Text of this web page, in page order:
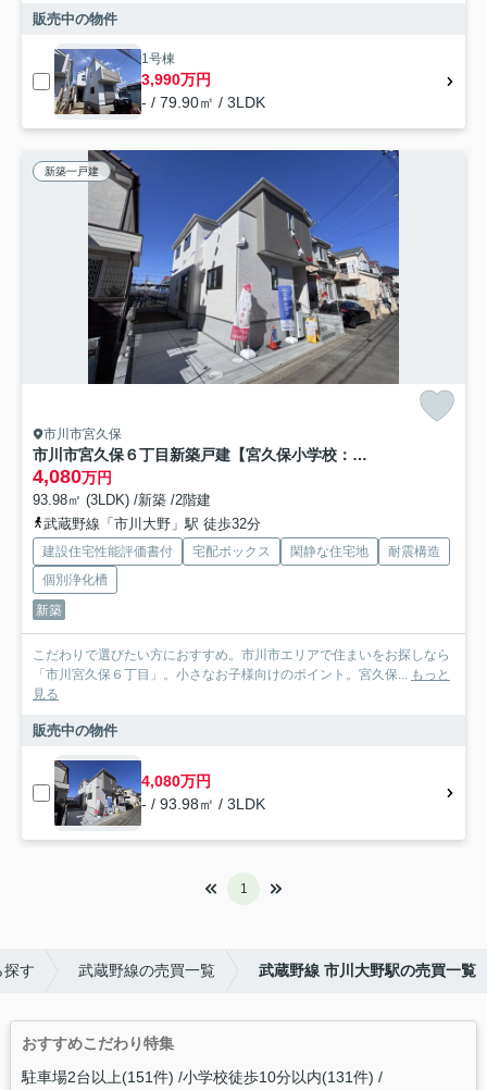
販売中の物件
1号棟
3,990万円
- / 79.90㎡ / 3LDK
新築一戸建
市川市宮久保
市川市宮久保６丁目新築戸建【宮久保小学校：8分】
4,080万円
93.98㎡ (3LDK) /新築 /2階建
武蔵野線「市川大野」駅 徒歩32分
建設住宅性能評価書付 宅配ボックス 閑静な住宅地
耐震構造
個別浄化槽
新築
こだわりで選びたい方におすすめ。市川市エリアで住まいをお探しなら
「市川宮久保６丁目」。小さなお子様向けのポイント。宮久保... もっと
見る
販売中の物件
4,080万円
- / 93.98㎡ / 3LDK
1
探す 武蔵野線の売買一覧 武蔵野線 市川大野駅の売買一覧
おすすめこだわり特集
駐車場2台以上(151件) 小学校徒歩10分以内(131件)